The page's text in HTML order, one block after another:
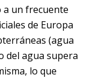
a un frecuente
de Europa
(agua
del agua supera
lo que